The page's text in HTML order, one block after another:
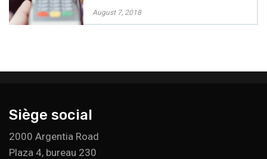
August 7, 2018
Siège social
2000 Argentia Road
Plaza 4, bureau 230